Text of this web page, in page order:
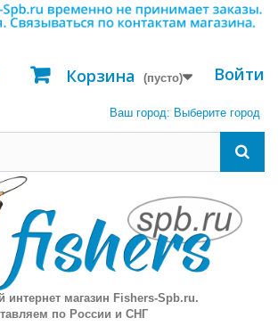
Войти
Корзина (пусто)
Ваш город: Выберите город
магазин Fishers-Spb.ru.
по России и СНГ